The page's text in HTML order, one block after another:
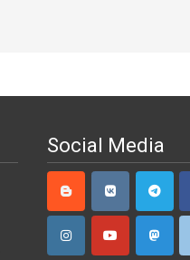
Social Media